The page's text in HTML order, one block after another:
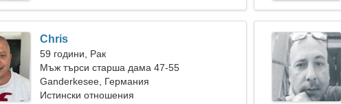
Chris
59 години, Рак
Мъж търси старша дама 47-55
Ganderkesee, Германия
Истински отношения